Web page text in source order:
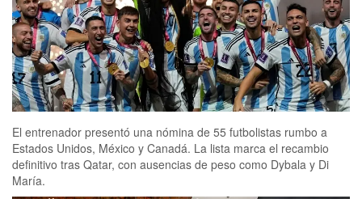
El entrenador presentó una nómina de 55 futbolistas rumbo a
Estados Unidos, México y Canadá. La lista marca el recambio
definitivo tras Qatar, con ausencias de peso como Dybala y Di
María.